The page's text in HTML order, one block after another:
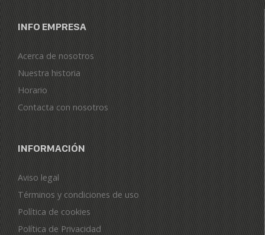
INFO EMPRESA
Acerca de nosotros
Nuestra historia
Horario
Contacta con nosotros
INFORMACIÓN
Aviso legal
Términos y condiciones de uso
Política de cookies
Política de Privacidad